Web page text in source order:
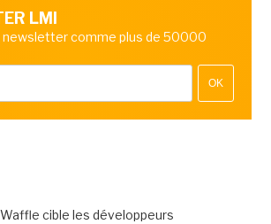
LMI
newsletter comme plus de 50000
OK
cible les développeurs